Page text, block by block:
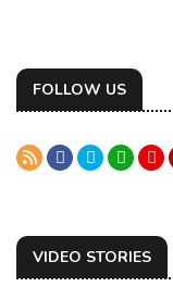
FOLLOW US
VIDEO STORIES